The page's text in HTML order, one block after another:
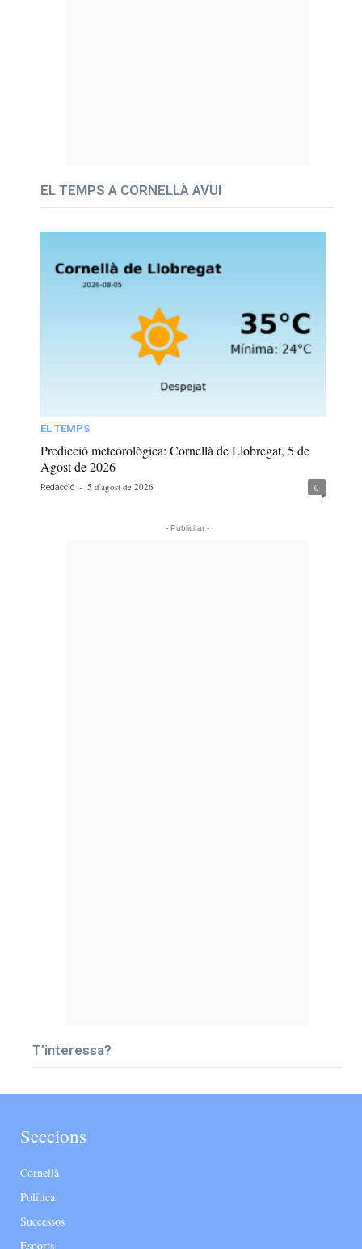
EL TEMPS A CORNELLÀ AVUI
EL TEMPS
Predicció meteorològica: Cornellà de Llobregat, 5 de
Agost de 2026
Redacció - 5 d'agost de 2026 0
- Publicitat -
T’interessa?
Seccions
Cornellà
Política
Successos
Esports